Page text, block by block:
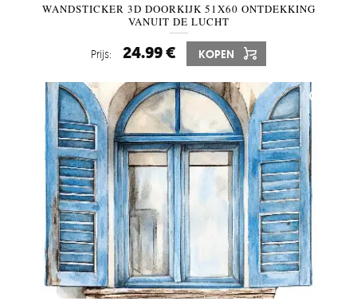
WANDSTICKER 3D DOORKIJK 51X60 ONTDEKKING
VANUIT DE LUCHT
Prijs: 24.99 € KOPEN